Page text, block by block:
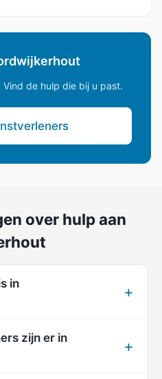
de hulp die bij u past.
over hulp aan
in
zijn er in